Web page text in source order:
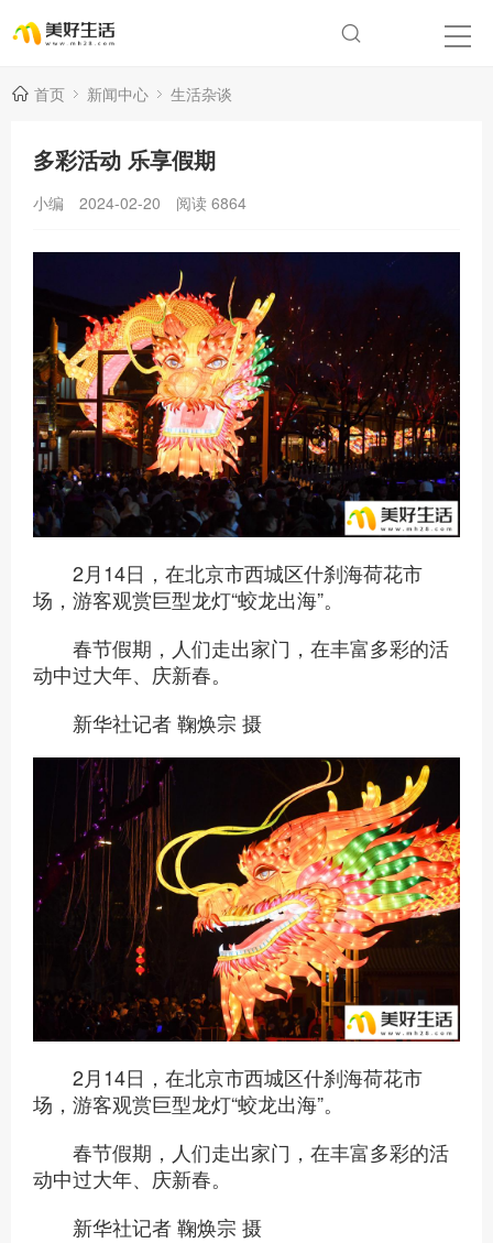
首页 新闻中心 生活杂谈
多彩活动 乐享假期
小编 2024-02-20 阅读 6864
2月14日，在北京市西城区什刹海荷花市
场，游客观赏巨型龙灯“蛟龙出海”。
春节假期，人们走出家门，在丰富多彩的活
动中过大年、庆新春。
新华社记者 鞠焕宗 摄
2月14日，在北京市西城区什刹海荷花市
场，游客观赏巨型龙灯“蛟龙出海”。
春节假期，人们走出家门，在丰富多彩的活
动中过大年、庆新春。
新华社记者 鞠焕宗 摄